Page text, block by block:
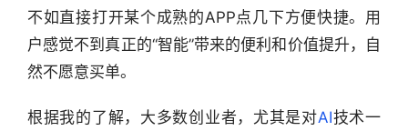
不如直接打开某个成熟的APP点几下方便快捷。用
户感觉不到真正的“智能”带来的便利和价值提升，自
然不愿意买单。
根据我的了解，大多数创业者，尤其是对AI技术一